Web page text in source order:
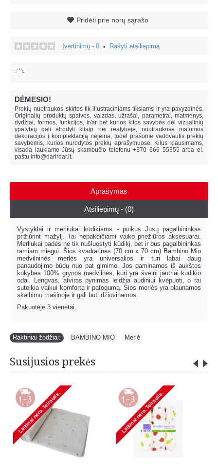
Pridėti prie norų sąrašo
Įvertinimų - 0 • Rašyti atsiliepimą
DĖMESIO!
Prekių nuotraukos skirtos tik iliustraciniams tikslams ir yra pavyzdinės.
Originalių produktų spalvos, vaizdas, užrašai, parametrai, matmenys,
dydžiai, formos, funkcijos, ir/ar bet kurios kitos savybės dėl vizualinių
ypatybių gali atrodyti kitaip nei realybėje, nuotraukose matomos
dekoracijos į komplektaciją neįeina, todėl prašome vadovautis prekių
savybėmis, kurios nurodytos prekių aprašymuose. Kilus klausimams,
visada laukiame Jūsų skambučio telefonu +370 666 55355 arba el.
paštu info@darirdar.lt.
Aprašymas
Atsiliepimų - (0)
Vystyklai ir merliukai kūdikiams - puikus Jūsų pagalbininkas
prižiūrint mažylį. Tai nepakeičiami vaiko priežiūros aksesuarai.
Merliukai padės ne tik nušluostyti kūdikį, bet ir bus pagalbininkas
ramiam miegui. Šios kvadratinės (70 cm x 70 cm) Bambino Mio
medvilninės merlės yra universalios ir turi labai daug
panaudojimo būdų nuo pat gimimo. Jos gaminamos iš aukštos
kokybės 100% grynos medvilnės, kuri yra švelni jautriai kūdikio
odai. Lengvas, atviras pynimas leidžia audiniui kvėpuoti, o tai
suteikia vaikui komfortą ir patogumą. Šios merlės yra plaunamos
skalbimo mašinoje ir gali būti džiovinamos.
Pakuotėje 3 vienetai.
Raktiniai žodžiai: BAMBINO MIO Merlė
Susijusios prekės